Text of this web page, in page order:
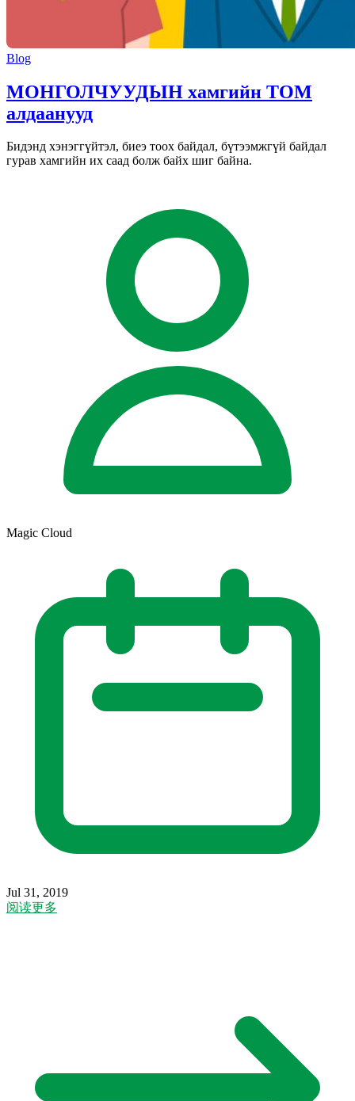
Blog
МОНГОЛЧУУДЫН хамгийн ТОМ
алдаанууд
Бидэнд хэнэггүйтэл, биеэ тоох байдал, бүтээмжгүй байдал
гурав хамгийн их саад болж байх шиг байна.
Magic Cloud
Jul 31, 2019
阅读更多